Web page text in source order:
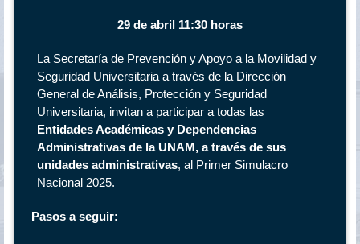
29 de abril 11:30 horas
La Secretaría de Prevención y Apoyo a la Movilidad y
Seguridad Universitaria a través de la Dirección
General de Análisis, Protección y Seguridad
Universitaria, invitan a participar a todas las
Entidades Académicas y Dependencias
Administrativas de la UNAM, a través de sus
unidades administrativas, al Primer Simulacro
Nacional 2025.
Pasos a seguir: